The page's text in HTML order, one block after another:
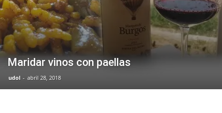
Maridar vinos con paellas
udol - abril 28, 2018